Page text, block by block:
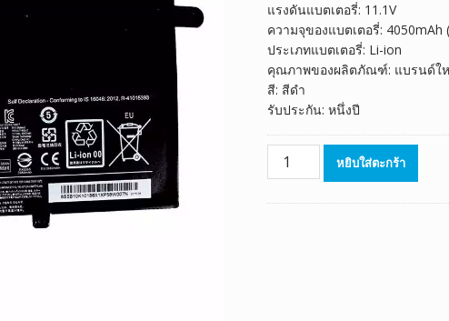
฿1,777.00.฿988.00.
แรงดันแบตเตอรี่: 11.1V
ความจุของแบตเตอรี่: 4050mAh
ประเภทแบตเตอรี่: Li-ion
คุณภาพของผลิตภัณฑ์: แบรนด์ใ
สี: สีดำ
รับประกัน: หนึ่งปี
จำนวน
แบตเตอรี่
หยิบใส่ตะกร้า